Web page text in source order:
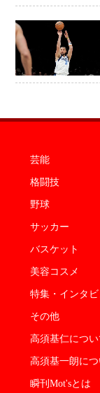
芸能
格闘技
野球
サッカー
バスケット
美容コスメ
特集・インタビ
その他
高須基仁につい
高須基一朗につ
瞬刊Mot'sとは